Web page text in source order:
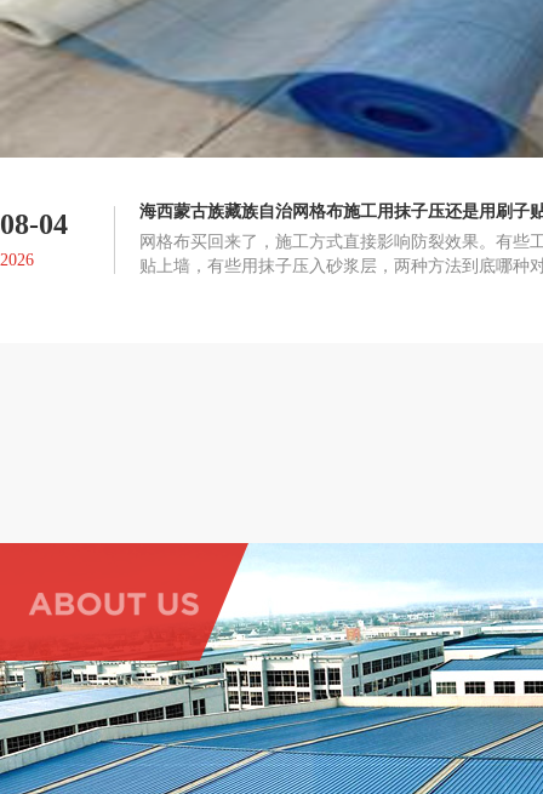
08-04
2026
海西蒙古族藏族自治网格布施工用抹子压还是用刷子
网格布买回来了，施工方式直接影响防裂效果。有些
贴上墙，有些用抹子压入砂浆层，两种方法到底哪种